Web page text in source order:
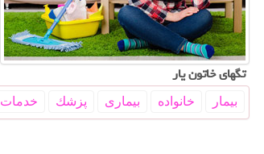
تگهای خاتون یار
بیمار خانواده بیماری پزشك خدمات